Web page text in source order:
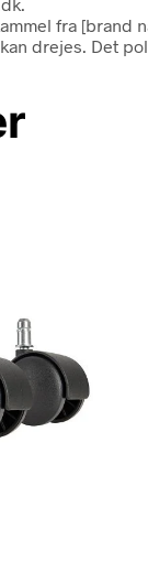
fra
drejes. Det